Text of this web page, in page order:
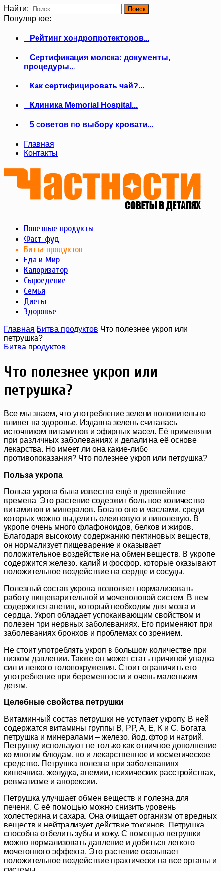
Найти:
Популярное:
Рейтинг хондропротекторов...
Сертификация молока: документы,
процедуры...
Как сертифицировать чай?...
Клиника Memorial Hospital...
5 советов по выбору кровати...
Главная
Контакты
Полезные продукты
Фаст-фуд
Битва продуктов
Еда и Мир
Калоризатор
Сыроедение
Семья
Диеты
Здоровье
Главная Битва продуктов Что полезнее укроп или
петрушка?
Битва продуктов
Что полезнее укроп или
петрушка?
Все мы знаем, что употребление зелени положительно
влияет на здоровье. Издавна зелень считалась
источником витаминов и эфирных масел. Её применяли
при различных заболеваниях и делали на её основе
лекарства. Но имеет ли она какие-либо
противопоказания? Что полезнее укроп или петрушка?
Польза укропа
Польза укропа была известна ещё в древнейшие
времена. Это растение содержит большое количество
витаминов и минералов. Богато оно и маслами, среди
которых можно выделить олеиновую и линолевую. В
укропе очень много флафоноидов, белков и жиров.
Благодаря высокому содержанию пектиновых веществ,
он нормализует пищеварение и оказывает
положительное воздействие на обмен веществ. В укропе
содержится железо, калий и фосфор, которые оказывают
положительное воздействие на сердце и сосуды.
Полезный состав укропа позволяет нормализовать
работу пищеварительной и мочеполовой систем. В нем
содержится анетин, который необходим для мозга и
сердца. Укроп обладает успокаивающим свойством и
полезен при нервных заболеваниях. Его применяют при
заболеваниях бронхов и проблемах со зрением.
Не стоит употреблять укроп в большом количестве при
низком давлении. Также он может стать причиной упадка
сил и легкого головокружения. Стоит ограничить его
употребление при беременности и очень маленьким
детям.
Целебные свойства петрушки
Витаминный состав петрушки не уступает укропу. В ней
содержатся витамины группы В, РР, А, Е, К и С. Богата
петрушка и минералами – железо, йод, фтор и натрий.
Петрушку используют не только как отличное дополнение
ко многим блюдам, но и лекарственное и косметическое
средство. Петрушка полезна при заболеваниях
кишечника, желудка, анемии, психических расстройствах,
ревматизме и анорексии.
Петрушка улучшает обмен веществ и полезна для
печени. С её помощью можно снизить уровень
холестерина и сахара. Она очищает организм от вредных
веществ и нейтрализует действие токсинов. Петрушка
способна отбелить зубы и кожу. С помощью петрушки
можно нормализовать давление и добиться легкого
мочегонного эффекта. Это растение оказывает
положительное воздействие практически на все органы и